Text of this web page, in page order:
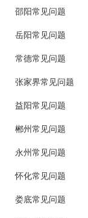
邵阳常见问题
岳阳常见问题
常德常见问题
张家界常见问题
益阳常见问题
郴州常见问题
永州常见问题
怀化常见问题
娄底常见问题